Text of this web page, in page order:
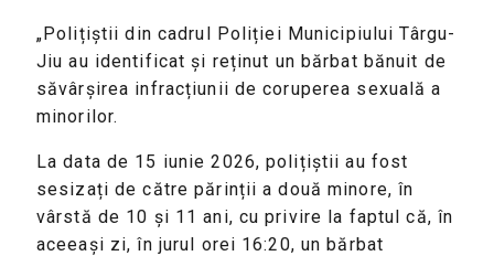
„Polițiștii din cadrul Poliției Municipiului Târgu-
Jiu au identificat și reținut un bărbat bănuit de
săvârșirea infracțiunii de coruperea sexuală a
minorilor.
La data de 15 iunie 2026, polițiștii au fost
sesizați de către părinții a două minore, în
vârstă de 10 și 11 ani, cu privire la faptul că, în
aceeași zi, în jurul orei 16:20, un bărbat